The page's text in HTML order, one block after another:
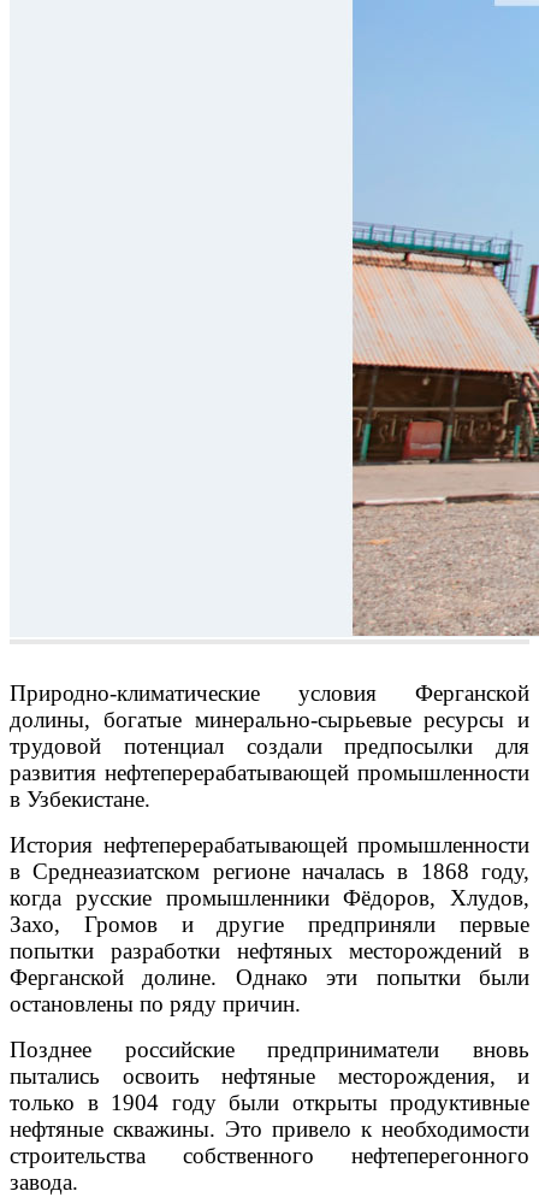
Природно-климатические условия Ферганской
долины, богатые минерально-сырьевые ресурсы и
трудовой потенциал создали предпосылки для
развития нефтеперерабатывающей промышленности
в Узбекистане.
История нефтеперерабатывающей промышленности
в Среднеазиатском регионе началась в 1868 году,
когда русские промышленники Фёдоров, Хлудов,
Захо, Громов и другие предприняли первые
попытки разработки нефтяных месторождений в
Ферганской долине. Однако эти попытки были
остановлены по ряду причин.
Позднее российские предприниматели вновь
пытались освоить нефтяные месторождения, и
только в 1904 году были открыты продуктивные
нефтяные скважины. Это привело к необходимости
строительства собственного нефтеперегонного
завода.